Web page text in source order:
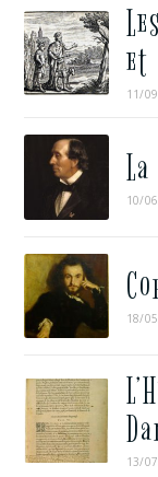
et
11/
10/
18/
13/